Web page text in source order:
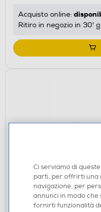
Acquisto online:
Ritiro in negozio in 30'
MACCHINE PER PASTA
IMPERIA - TAGLIARAVIOLI
silver/legno
€ 7,90
Ci serviamo di
parti, per offrirti una
navigazione, per
annunci in modo
fornirti funzionalità